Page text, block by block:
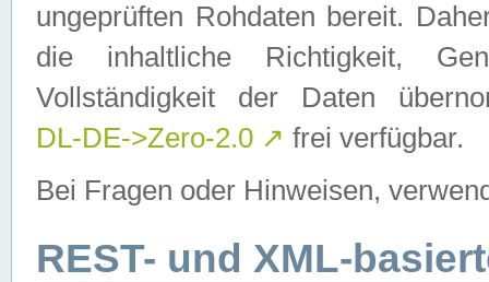
ungeprüften Rohdaten bereit.
die inhaltliche Richtigkeit,
Vollständigkeit der Daten
DL-DE->Zero-2.0 ↗ frei verfügbar.
Bei Fragen oder Hinweisen,
REST- und XML-